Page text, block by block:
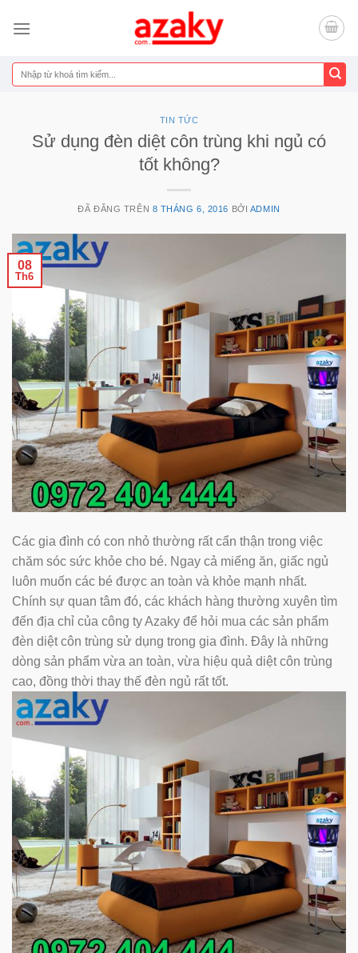
đến
dung
Tìm
kiếm:
TIN TỨC
Sử dụng đèn diệt côn trùng khi ngủ có
tốt không?
ĐÃ ĐĂNG TRÊN 8 THÁNG 6, 2016 BỞI ADMIN
08
Th6
Các gia đình có con nhỏ thường rất cẩn thận trong việc
chăm sóc sức khỏe cho bé. Ngay cả miếng ăn, giấc ngủ
luôn muốn các bé được an toàn và khỏe mạnh nhất.
Chính sự quan tâm đó, các khách hàng thường xuyên tìm
đến địa chỉ của công ty Azaky để hỏi mua các sản phẩm
đèn diệt côn trùng sử dụng trong gia đình. Đây là những
dòng sản phẩm vừa an toàn, vừa hiệu quả diệt côn trùng
cao, đồng thời thay thế đèn ngủ rất tốt.